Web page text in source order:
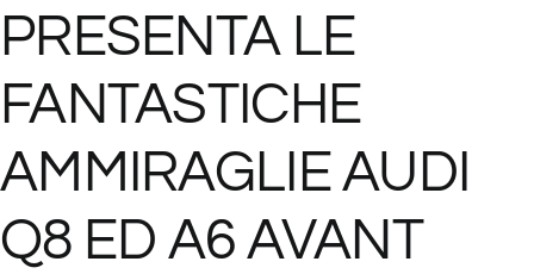
PRESENTA LE
FANTASTICHE
AMMIRAGLIE AUDI
Q8 ED A6 AVANT